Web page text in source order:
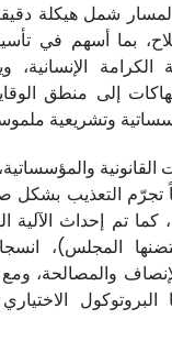
شمل هيكلة
بما أسهم في
الإنسانية،
إلى منطق
وتشريعية
تجرّم التعذيب بشكل
كما تم إحداث الآلية
المجلس)،
والمصالحة، ومع